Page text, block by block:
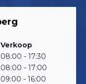
Verkoop
08:00 - 17:30
08:00 - 17:00
09:00 - 16:00